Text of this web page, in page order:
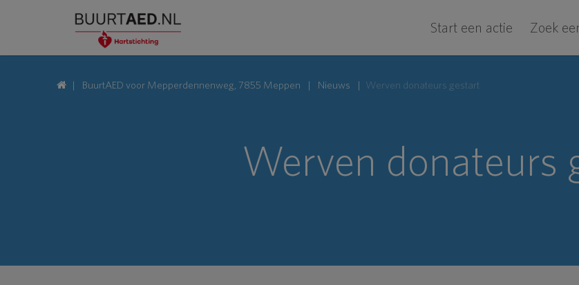
Start een actie Zoek
BuurtAED voor Mepperdennenweg, 7855 Meppen Nieuws Werven donateurs gestart
Werven donateurs